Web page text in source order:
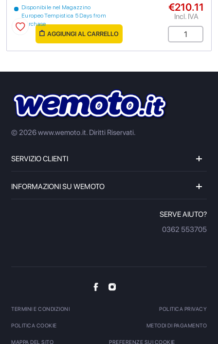
Disponibile nel Magazzino
Europeo Tempistica 5 Days from
purchase
€210.11
Incl. IVA
AGGIUNGI AL CARRELLO
© 2026 www.wemoto.it. Diritti Riservati.
SERVIZIO CLIENTI
INFORMAZIONI SU WEMOTO
SERVE AIUTO?
0362 553705
TERMINI E CONDIZIONI POLITICA PRIVACY
POLITICA COOKIE METODI DI PAGAMENTO
MAPPA DEL SITO PREFERENZE SUI COOKIE